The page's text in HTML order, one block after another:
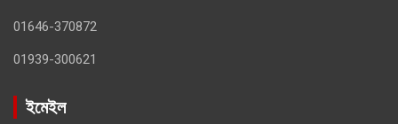
01646-370872
01939-300621
ইমেইল